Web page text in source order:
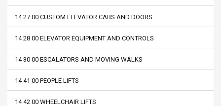
14 27 00 CUSTOM ELEVATOR CABS AND DOORS
14 28 00 ELEVATOR EQUIPMENT AND CONTROLS
14 30 00 ESCALATORS AND MOVING WALKS
14 41 00 PEOPLE LIFTS
14 42 00 WHEELCHAIR LIFTS